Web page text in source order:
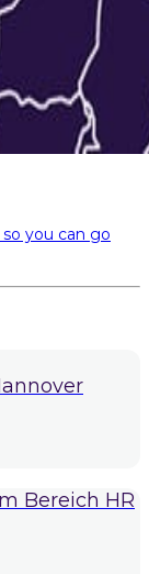
you can go
Bereich HR